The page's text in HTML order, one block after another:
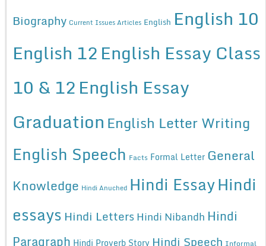
Biography Current Issues Articles English English 10
English 12English Essay Class
10 & 12English Essay
Graduation English Letter Writing
English Speech Facts Formal Letter General
Knowledge Hindi Anuched Hindi EssayHindi
essays Hindi Letters Hindi Nibandh Hindi
Paragraph Hindi Proverb Story Hindi Speech Informal